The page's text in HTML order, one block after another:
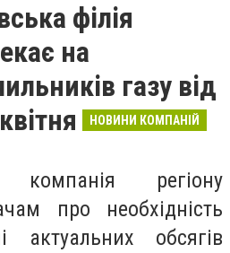
філія
на
газу від
НОВИНИ КОМПАНІЙ
компанія регіону
про необхідність
актуальних обсягів